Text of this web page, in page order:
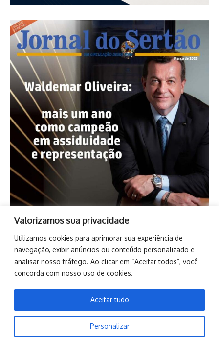
Valorizamos sua privacidade
Utilizamos cookies para aprimorar sua experiência de
navegação, exibir anúncios ou conteúdo personalizado e
analisar nosso tráfego. Ao clicar em “Aceitar todos”, você
concorda com nosso uso de cookies.
Personalizar
Aceitar tudo